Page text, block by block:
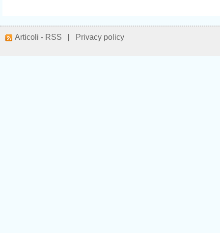
Articoli - RSS Privacy policy